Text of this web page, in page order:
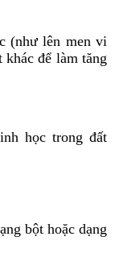
(như lên men vi
để làm tăng
học trong đất
bột hoặc dạng